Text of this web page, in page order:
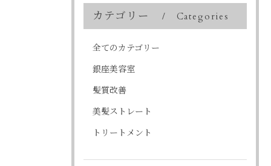
カテゴリー Categories
全てのカテゴリー
銀座美容室
髪質改善
美髪ストレート
トリートメント